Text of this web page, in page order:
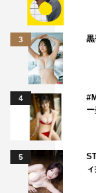
境で育ってきた
に、顔と顔を合
かなくて。時代
便利になって、
も人の温もりだ
も変えられない
きサンカヨウ』
う気持ちの大切
られたらなと思
3
4
5